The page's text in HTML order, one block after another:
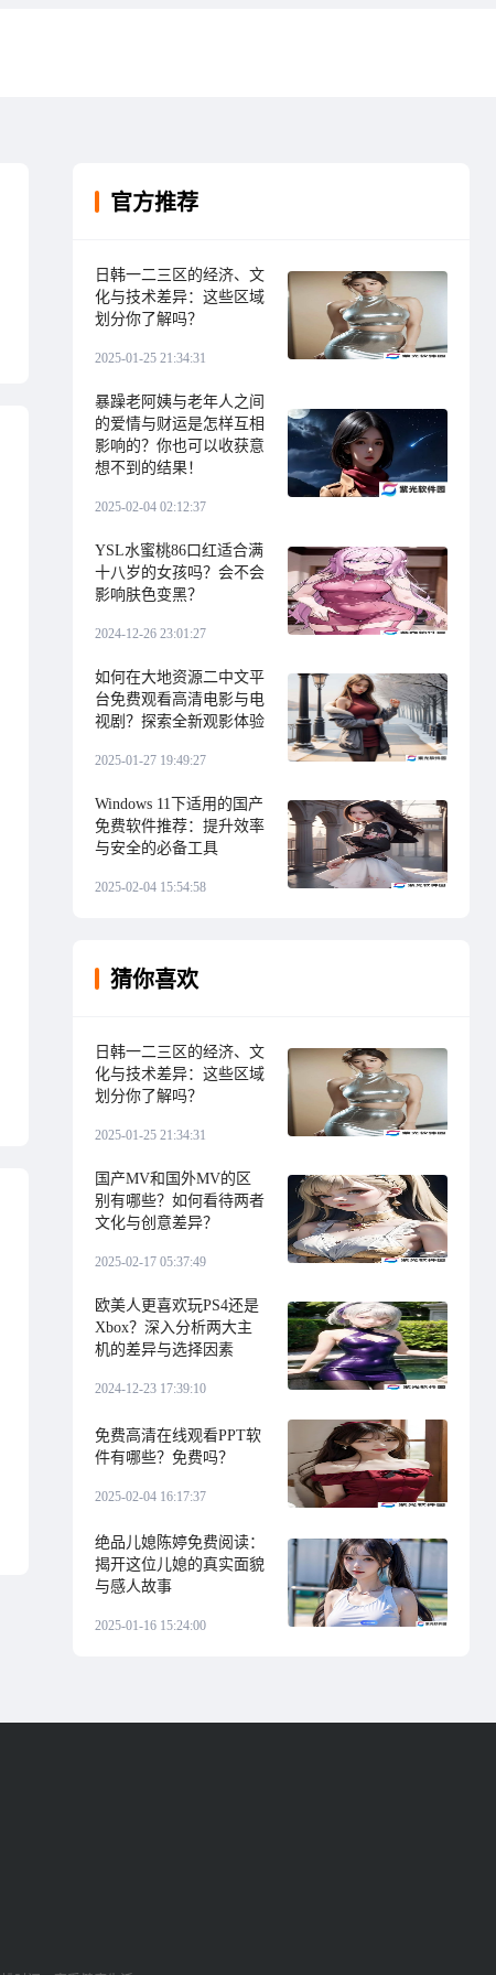
官方推荐
日韩一二三区的经济、文
化与技术差异：这些区域
划分你了解吗？
2025-01-25 21:34:31
暴躁老阿姨与老年人之间
的爱情与财运是怎样互相
影响的？你也可以收获意
想不到的结果！
2025-02-04 02:12:37
YSL水蜜桃86口红适合满
十八岁的女孩吗？会不会
影响肤色变黑？
2024-12-26 23:01:27
如何在大地资源二中文平
台免费观看高清电影与电
视剧？探索全新观影体验
2025-01-27 19:49:27
Windows 11下适用的国产
免费软件推荐：提升效率
与安全的必备工具
2025-02-04 15:54:58
猜你喜欢
日韩一二三区的经济、文
化与技术差异：这些区域
划分你了解吗？
2025-01-25 21:34:31
国产MV和国外MV的区
别有哪些？如何看待两者
文化与创意差异？
2025-02-17 05:37:49
欧美人更喜欢玩PS4还是
Xbox？深入分析两大主
机的差异与选择因素
2024-12-23 17:39:10
免费高清在线观看PPT软
件有哪些？免费吗？
2025-02-04 16:17:37
绝品儿媳陈婷免费阅读：
揭开这位儿媳的真实面貌
与感人故事
2025-01-16 15:24:00